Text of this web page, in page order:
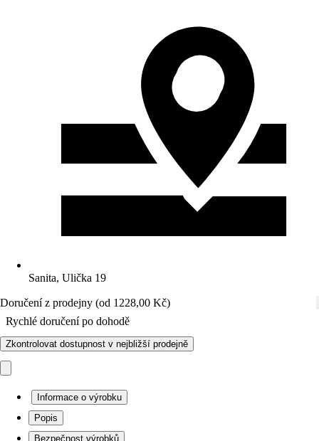
Sanita, Ulička 19
Doručení z prodejny (od 1228,00 Kč)
Rychlé doručení po dohodě
Zkontrolovat dostupnost v nejbližší prodejně
Informace o výrobku
Popis
Bezpečnost výrobků